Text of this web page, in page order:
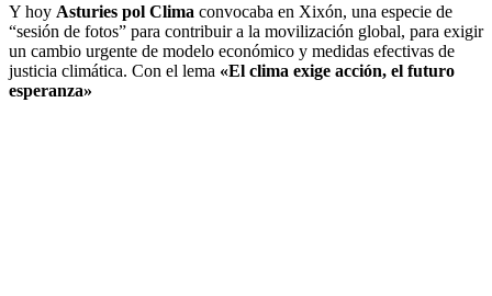
Y hoy Asturies pol Clima convocaba en Xixón, una especie de
“sesión de fotos” para contribuir a la movilización global, para exigir
un cambio urgente de modelo económico y medidas efectivas de
justicia climática. Con el lema «El clima exige acción, el futuro
esperanza»